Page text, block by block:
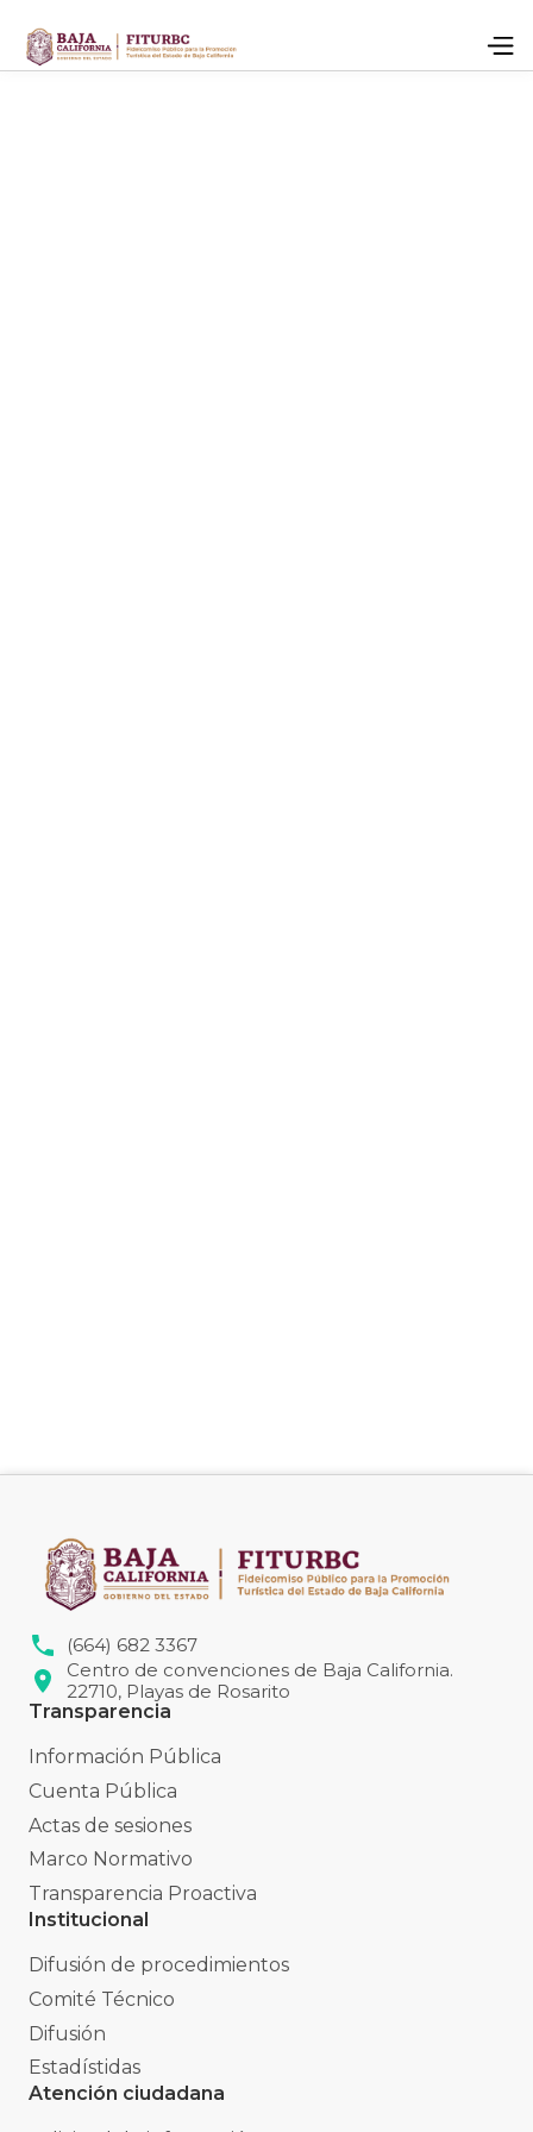
(664) 682 3367
Centro de convenciones de Baja California.
22710, Playas de Rosarito
Transparencia
Información Pública
Cuenta Pública
Actas de sesiones
Marco Normativo
Transparencia Proactiva
Institucional
Difusión de procedimientos
Comité Técnico
Difusión
Estadístidas
Atención ciudadana